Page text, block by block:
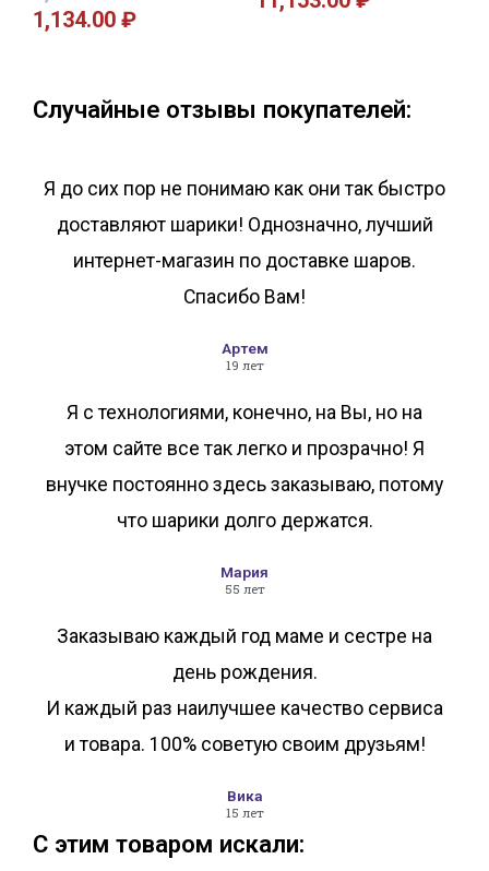
1,134.00 ₽
Случайные отзывы покупателей:
Я до сих пор не понимаю как они так быстро
доставляют шарики! Однозначно, лучший
интернет-магазин по доставке шаров.
Спасибо Вам!
Артем
19 лет
Я с технологиями, конечно, на Вы, но на
этом сайте все так легко и прозрачно! Я
внучке постоянно здесь заказываю, потому
что шарики долго держатся.
Мария
55 лет
Заказываю каждый год маме и сестре на
день рождения.
И каждый раз наилучшее качество сервиса
и товара. 100% советую своим друзьям!
Вика
15 лет
С этим товаром искали: